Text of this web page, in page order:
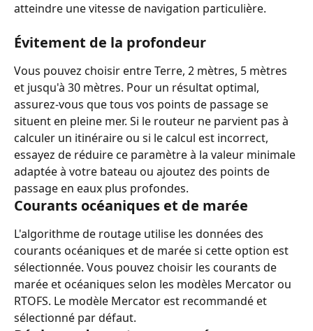
atteindre une vitesse de navigation particulière.
Évitement de la profondeur
Vous pouvez choisir entre Terre, 2 mètres, 5 mètres
et jusqu'à 30 mètres. Pour un résultat optimal,
assurez-vous que tous vos points de passage se
situent en pleine mer. Si le routeur ne parvient pas à
calculer un itinéraire ou si le calcul est incorrect,
essayez de réduire ce paramètre à la valeur minimale
adaptée à votre bateau ou ajoutez des points de
passage en eaux plus profondes.
Courants océaniques et de marée
L'algorithme de routage utilise les données des
courants océaniques et de marée si cette option est
sélectionnée. Vous pouvez choisir les courants de
marée et océaniques selon les modèles Mercator ou
RTOFS. Le modèle Mercator est recommandé et
sélectionné par défaut.